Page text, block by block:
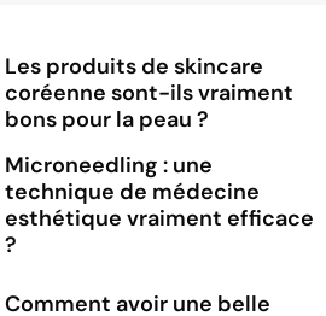
Les produits de skincare
coréenne sont-ils vraiment
bons pour la peau ?
Microneedling : une
technique de médecine
esthétique vraiment efficace
?
Comment avoir une belle